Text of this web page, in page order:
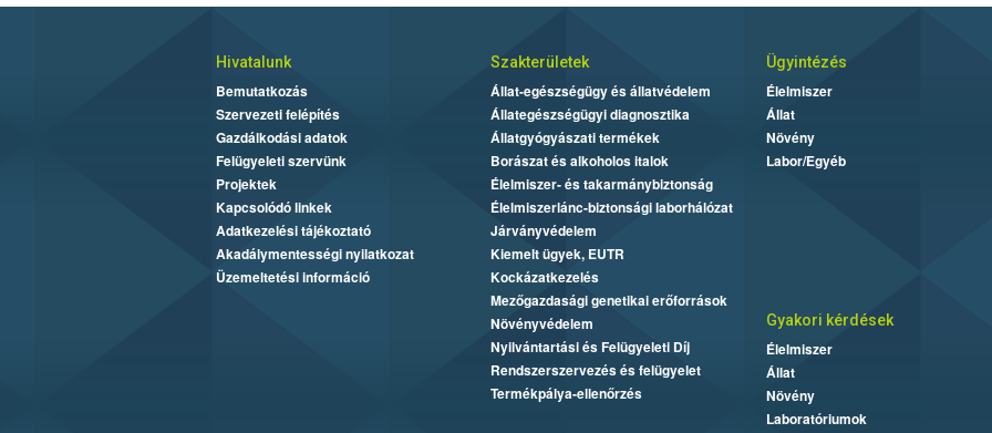
Hivatalunk
Bemutatkozás
Szervezeti felépítés
Gazdálkodási adatok
Felügyeleti szervünk
Projektek
Kapcsolódó linkek
Adatkezelési tájékoztató
Akadálymentességi nyilatkozat
Üzemeltetési információ
Szakterületek
Állat-egészségügy és állatvédelem
Állategészségügyi diagnosztika
Állatgyógyászati termékek
Borászat és alkoholos italok
Élelmiszer- és takarmánybiztonság
Élelmiszerlánc-biztonsági laborhálózat
Járványvédelem
Kiemelt ügyek, EUTR
Kockázatkezelés
Mezőgazdasági genetikai erőforrások
Növényvédelem
Nyilvántartási és Felügyeleti Díj
Rendszerszervezés és felügyelet
Termékpálya-ellenőrzés
Ügyintézés
Élelmiszer
Állat
Növény
Labor/Egyéb
Gyakori kérdések
Élelmiszer
Állat
Növény
Laboratóriumok